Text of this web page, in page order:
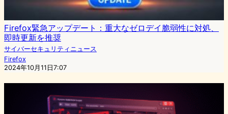
Firefox緊急アップデート：重大なゼロデイ脆弱性に対処、
即時更新を推奨
サイバーセキュリティニュース
Firefox
2024年10月11日7:07